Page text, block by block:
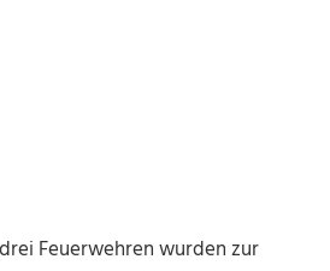
Feuerwehren wurden zur